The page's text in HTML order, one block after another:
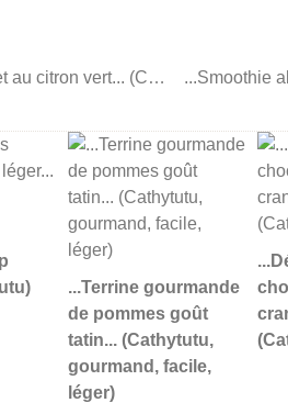
...Purée de courgettes à la coriandre et au citron vert... (Cyril Lignac "Purées pour les grands")
...Terrine gourmande
de pommes goût
tatin... (Cathytutu,
gourmand, facile,
léger)